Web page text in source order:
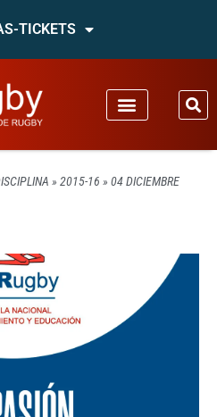
TICKETS
» 2015-16 » 04 DICIEMBRE